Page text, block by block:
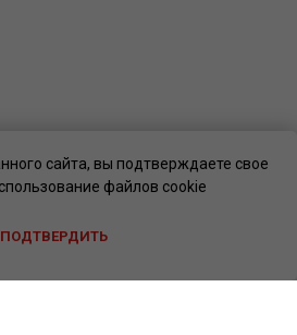
сайта, вы подтверждаете свое
файлов cookie
ПОДТВЕРДИТЬ